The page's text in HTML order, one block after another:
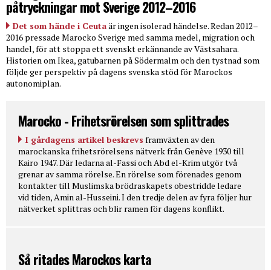
påtryckningar mot Sverige 2012–2016
Det som hände i Ceutaär ingen isolerad händelse. Redan 2012–
2016 pressade Marocko Sverige med samma medel, migration och
handel, för att stoppa ett svenskt erkännande av Västsahara.
Historien om Ikea, gatubarnen på Södermalm och den tystnad som
följde ger perspektiv på dagens svenska stöd för Marockos
autonomiplan.
Marocko - Frihetsrörelsen som splittrades
I gårdagens artikel beskrevs framväxten av den
marockanska frihetsrörelsens nätverk från Genève 1930 till
Kairo 1947. Där ledarna al-Fassi och Abd el-Krim utgör två
grenar av samma rörelse. En rörelse som förenades genom
kontakter till Muslimska brödraskapets obestridde ledare
vid tiden, Amin al-Husseini. I den tredje delen av fyra följer hur
nätverket splittras och blir ramen för dagens konflikt.
Så ritades Marockos karta